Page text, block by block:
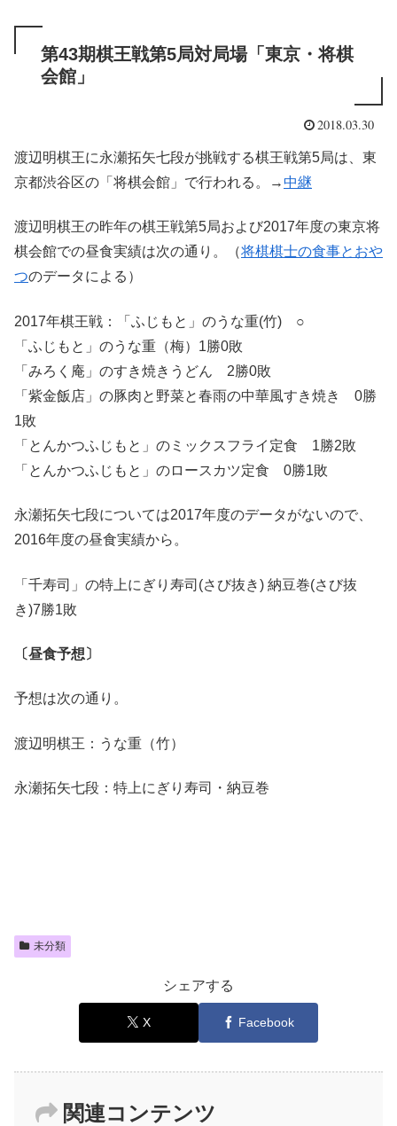
第43期棋王戦第5局対局場「東京・将棋
会館」
2018.03.30
渡辺明棋王に永瀬拓矢七段が挑戦する棋王戦第5局は、東
京都渋谷区の「将棋会館」で行われる。→中継
渡辺明棋王の昨年の棋王戦第5局および2017年度の東京将
棋会館での昼食実績は次の通り。（将棋棋士の食事とおや
つのデータによる）
2017年棋王戦：「ふじもと」のうな重(竹) ○
「ふじもと」のうな重（梅）1勝0敗
「みろく庵」のすき焼きうどん 2勝0敗
「紫金飯店」の豚肉と野菜と春雨の中華風すき焼き 0勝
1敗
「とんかつふじもと」のミックスフライ定食 1勝2敗
「とんかつふじもと」のロースカツ定食 0勝1敗
永瀬拓矢七段については2017年度のデータがないので、
2016年度の昼食実績から。
「千寿司」の特上にぎり寿司(さび抜き) 納豆巻(さび抜
き)7勝1敗
〔昼食予想〕
予想は次の通り。
渡辺明棋王：うな重（竹）
永瀬拓矢七段：特上にぎり寿司・納豆巻
未分類
シェアする
X Facebook
関連コンテンツ